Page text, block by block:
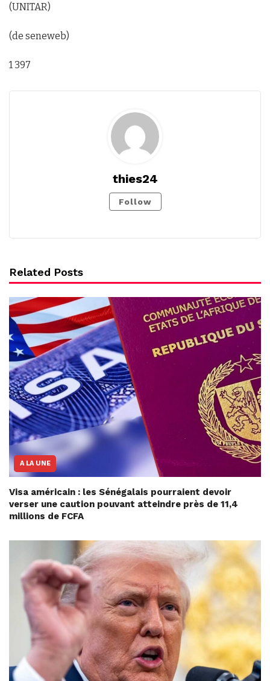
(UNITAR)
(de seneweb)
1 397
thies24
Follow
Related Posts
A LA UNE
Visa américain : les Sénégalais pourraient devoir
verser une caution pouvant atteindre près de 11,4
millions de FCFA